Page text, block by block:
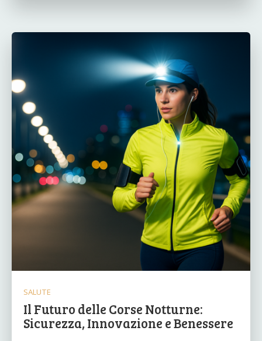
SALUTE
Il Futuro delle Corse Notturne:
Sicurezza, Innovazione e Benessere